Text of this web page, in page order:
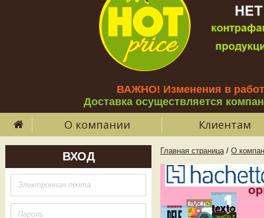
ВАЖНО! Изменения в
Доставка осуществляется
О компании Клиентам
ВХОД Главная страница / О